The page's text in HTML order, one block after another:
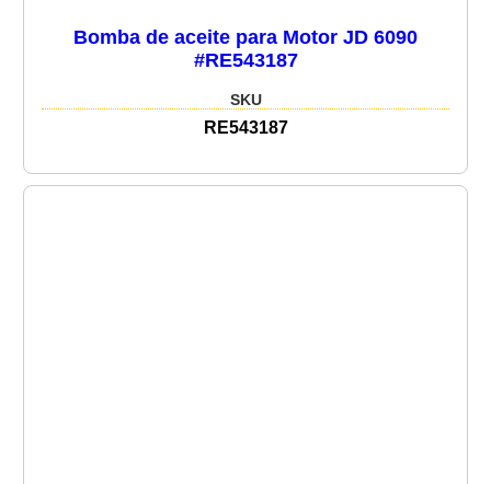
Bomba de aceite para Motor JD 6090
#RE543187
SKU
RE543187